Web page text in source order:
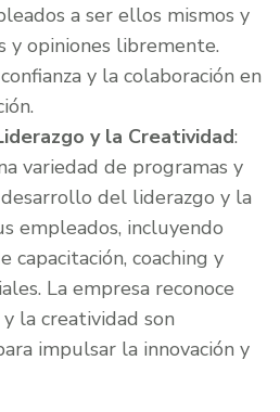
a ser ellos mismos y
y opiniones libremente.
y la colaboración en
y la Creatividad:
variedad de programas y
del liderazgo y la
empleados, incluyendo
capacitación, coaching y
La empresa reconoce
la creatividad son
impulsar la innovación y